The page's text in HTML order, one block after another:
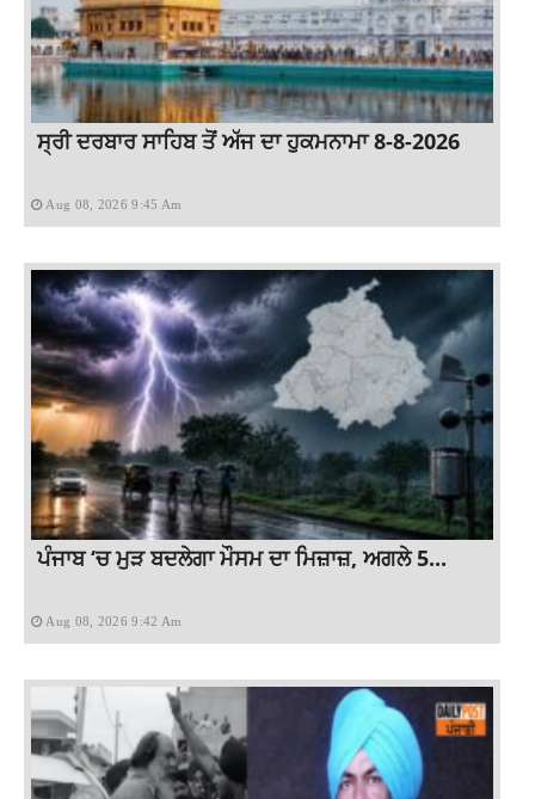
ਸ੍ਰੀ ਦਰਬਾਰ ਸਾਹਿਬ ਤੋਂ ਅੱਜ ਦਾ ਹੁਕਮਨਾਮਾ 8-8-2026
Aug 08, 2026 9:45 Am
ਪੰਜਾਬ ‘ਚ ਮੁੜ ਬਦਲੇਗਾ ਮੌਸਮ ਦਾ ਮਿਜ਼ਾਜ਼, ਅਗਲੇ 5...
Aug 08, 2026 9:42 Am